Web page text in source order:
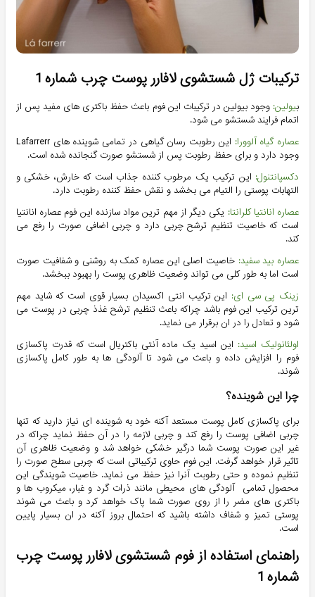
ترکیبات ژل شستشوی لافارر پوست چرب شماره 1
بیولین:وجود بیولین در ترکیبات این فوم باعث حفظ باکتری های مفید پس از
اتمام فرایند شستشو می شود.
عصاره گیاه آلوورا:
این رطوبت رسان گیاهی در تمامی شوینده های Lafarrerr
وجود دارد و برای حفظ رطوبت پس از شستشو صورت گنجانده شده است.
دکسپانتنول: این ترکیب یک مرطوب کننده جذاب است که خارش، خشکی و
التهابات پوستی را التیام می بخشد و نقش حفظ کننده رطوبت دارد.
عصاره انانتیا کلرانتا: یکی دیگر از مهم ترین مواد سازنده این فوم عصاره انانتیا
است که خاصیت تنظیم ترشح چربی دارد و چربی اضافی صورت را رفع می
کند.
عصاره بید سفید: خاصیت اصلی این عصاره کمک به روشنی و شفافیت صورت
است اما به طور کلی می تواند وضعیت ظاهری پوست را بهبود ببخشد.
زینک پی سی ای: این ترکیب انتی اکسیدان بسیار قوی است که شاید مهم
ترین ترکیب این فوم باشد چراکه باعث تنظیم ترشح غذذ چربی در پوست می
شود و تعادل را در ان برقرار می نماید.
اولئانولیک اسید: این اسید یک ماده آنتی باکتریال است که قدرت پاکسازی
فوم را افزایش داده و باعث می شود تا آلودگی ها به طور کامل پاکسازی
شوند.
چرا این شوینده؟
برای پاکسازی کامل پوست مستعد آکنه خود به شوینده ای نیاز دارید که تنها
چربی اضافی پوست را رفع کند و چربی لازمه را در آن حفظ نماید چراکه در
غیر این صورت پوست شما درگیر خشکی خواهد شد و وضعیت ظاهری آن
تاثیر قرار خواهد گرفت. این فوم حاوی ترکیباتی است که چربی سطح صورت را
تنظیم نموده و حتی رطوبت آنرا نیز حفظ می نماید. خاصیت شویندگی این
محصول تمامی آلودگی‌ های محیطی مانند ذرات گرد و غبار، میکروب ها و
باکتری های مضر را از روی صورت شما پاک خواهد کرد و باعث می شوند
پوستی تمیز و شفاف داشته باشید که احتمال بروز آکنه در ان بسیار پایین
است.
راهنمای استفاده از فوم شستشوی لافارر پوست چرب
شماره 1